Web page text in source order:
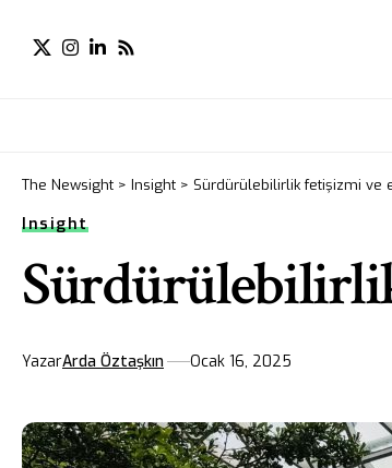
The Newsight > Insight > Sürdürülebilirlik fetişizmi ve
Insight
YazarArda Öztaşkın Ocak 16, 2025